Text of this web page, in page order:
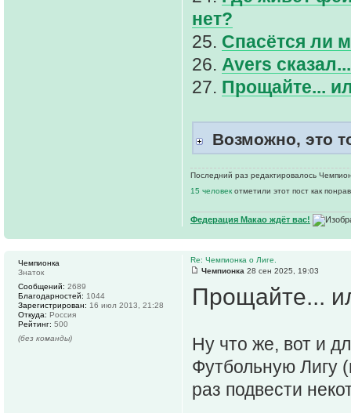
нет?
25. Спасётся ли
26. Avers
27. Прощайте...
Возможно, это
Последний раз редактировалось
15 человек отметили этот пост как
Федерация Макао ждёт вас!
Re: Чемпионка о Лиге.
Чемпионка 28 сен 2025, 19:03
Прощайте...
Ну что же, вот и
Футбольную Лигу
раз подвести
Чемпионка
Знаток
Сообщений: 2689
Благодарностей: 1044
Зарегистрирован: 16 июл 2013, 21:28
Откуда: Россия
Рейтинг: 500
(без команды)